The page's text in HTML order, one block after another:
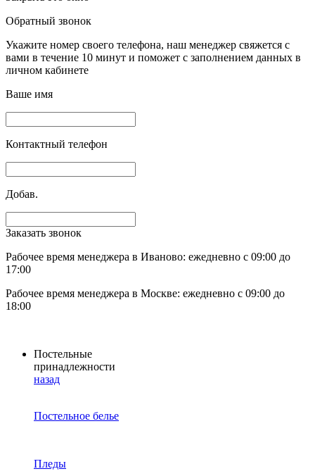
Обратный звонок
Укажите номер своего телефона, наш менеджер свяжется с
вами в течение 10 минут и поможет с заполнением данных в
личном кабинете
Ваше имя
Контактный телефон
Добав.
Заказать звонок
Рабочее время менеджера в Иваново: ежедневно с 09:00 до
17:00
Рабочее время менеджера в Москве: ежедневно с 09:00 до
18:00
Постельные
принадлежности
назад
Постельное белье
Пледы